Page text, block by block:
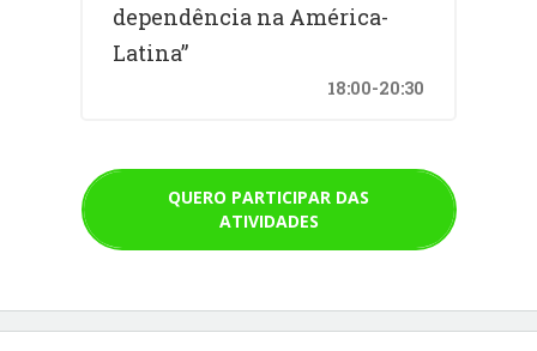
dependência na América-
Latina”
18:00-20:30
QUERO PARTICIPAR DAS
ATIVIDADES